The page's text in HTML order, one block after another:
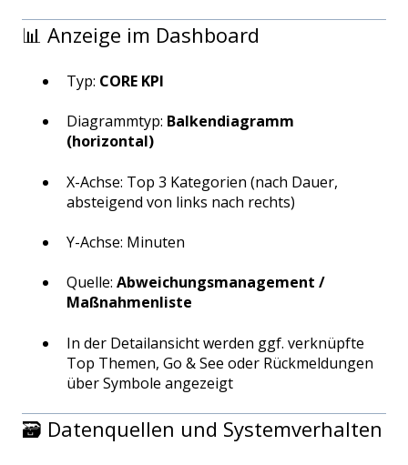
📊 Anzeige im Dashboard
Typ: CORE KPI
Diagrammtyp: Balkendiagramm
(horizontal)
X-Achse: Top 3 Kategorien (nach Dauer,
absteigend von links nach rechts)
Y-Achse: Minuten
Quelle: Abweichungsmanagement /
Maßnahmenliste
In der Detailansicht werden ggf. verknüpfte
Top Themen, Go & See oder Rückmeldungen
über Symbole angezeigt
🗃️ Datenquellen und Systemverhalten